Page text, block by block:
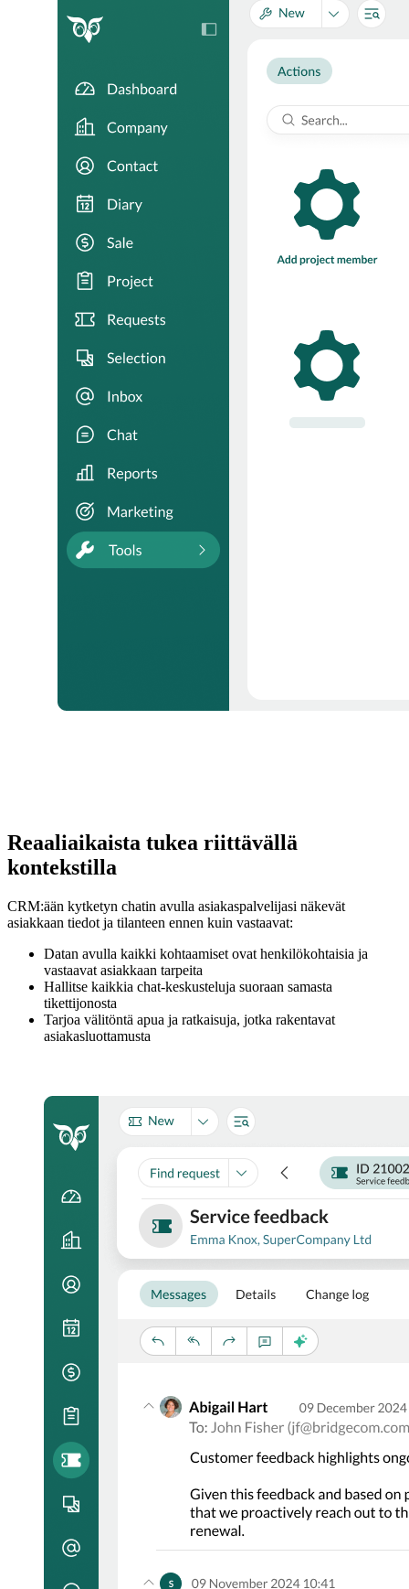
Reaaliaikaista tukea riittävällä
kontekstilla
CRM:ään kytketyn chatin avulla asiakaspalvelijasi näkevät
asiakkaan tiedot ja tilanteen ennen kuin vastaavat:
Datan avulla kaikki kohtaamiset ovat henkilökohtaisia ja
vastaavat asiakkaan tarpeita
Hallitse kaikkia chat-keskusteluja suoraan samasta
tikettijonosta
Tarjoa välitöntä apua ja ratkaisuja, jotka rakentavat
asiakasluottamusta